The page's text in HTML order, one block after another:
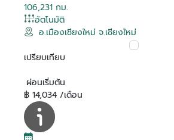
106,231 กม.
อัตโนมัติ
อ.เมืองเชียงใหม่ จ.เชียงใหม่
เปรียบเทียบ
ผ่อนเริ่มต้น
฿ 14,034 /เดือน